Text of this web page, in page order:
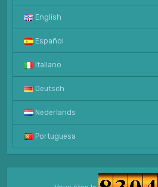
English
Español
Italiano
Deutsch
Nederlands
Portuguesa